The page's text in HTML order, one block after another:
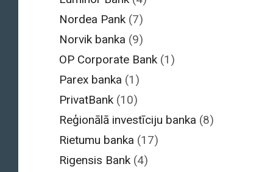
Nordea Pank (7)
Norvik banka (9)
OP Corporate Bank (1)
Parex banka (1)
PrivatBank (10)
Reģionālā investīciju banka (8)
Rietumu banka (17)
Rigensis Bank (4)